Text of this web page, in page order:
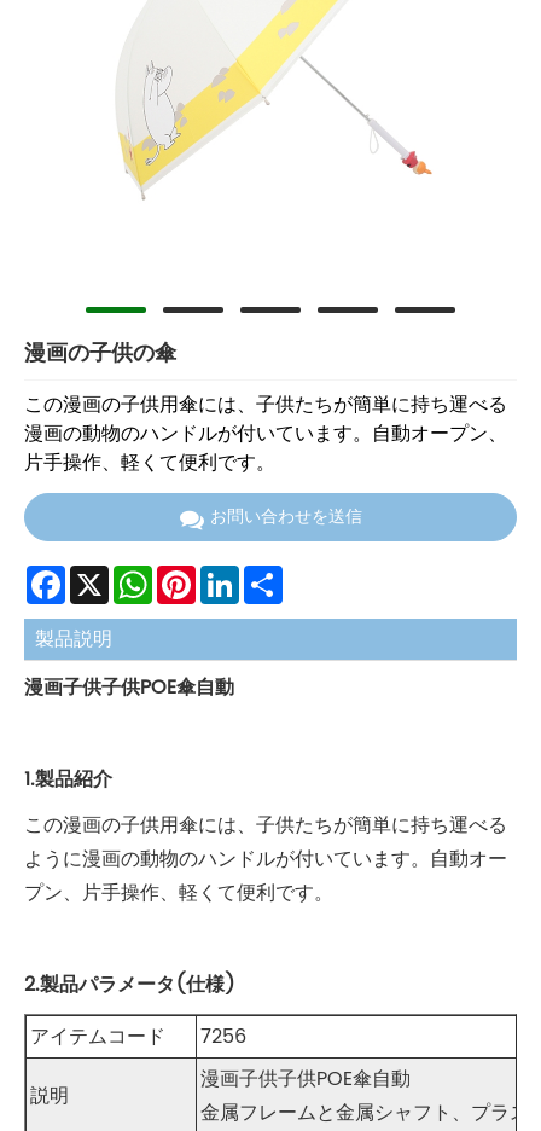
漫画の子供の傘
この漫画の子供用傘には、子供たちが簡単に持ち運べる
漫画の動物のハンドルが付いています。自動オープン、
片手操作、軽くて便利です。
お問い合わせを送信
Facebook
X WhatsAppPinterestLinkedIn
製品説明
漫画子供子供POE傘自動
1.製品紹介
この漫画の子供用傘には、子供たちが簡単に持ち運べる
ように漫画の動物のハンドルが付いています。自動オー
プン、片手操作、軽くて便利です。
2.製品パラメータ(仕様)
アイテムコード
7256
説明
漫画子供子供POE傘自動
金属フレームと金属シャフト、プラス